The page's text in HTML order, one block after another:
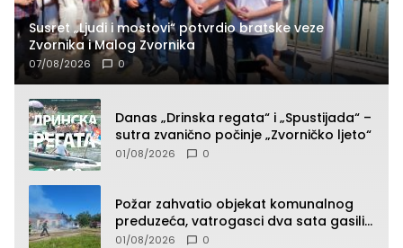
Susret „Ljudi i mostovi“ potvrdio bratske veze
Zvornika i Malog Zvornika
07/08/2026 0
Danas „Drinska regata“ i „Spustijada“ –
sutra zvanično počinje „Zvorničko ljeto“
01/08/2026 0
Požar zahvatio objekat komunalnog
preduzeća, vatrogasci dva sata gasili
vatru (FOTO)
01/08/2026 0